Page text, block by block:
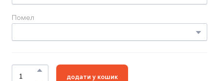
Помел
додати у кошик